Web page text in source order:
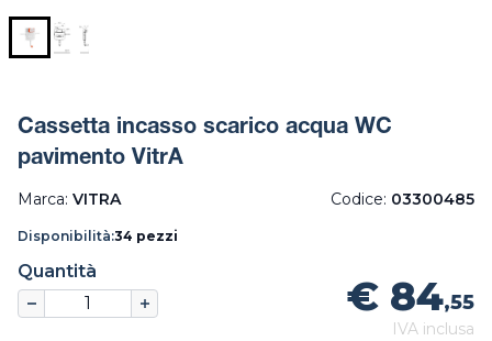
Cassetta incasso scarico acqua WC
pavimento VitrA
Marca: VITRA Codice: 03300485
Disponibilità:34 pezzi
Quantità
€ 84,55
IVA inclusa